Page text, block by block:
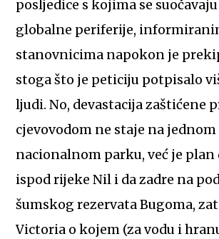
posljedice s kojima se
globalne periferije,
stanovnicima napokon je
stoga što je peticiju potpisalo
ljudi. No, devastacija zaštićene
cjevovodom ne staje na jednom
nacionalnom parku, već je plan
ispod rijeke Nil i da zadre na
šumskog rezervata Bugoma,
Victoria o kojem (za vodu i